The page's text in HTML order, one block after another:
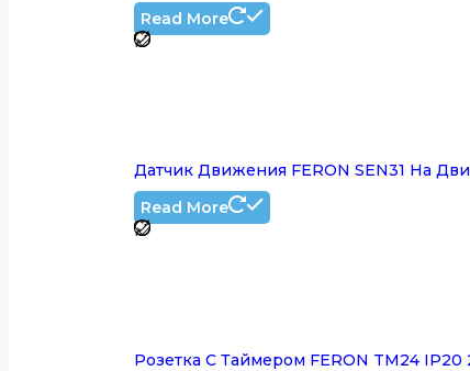
Read More
Датчик Движения FERON SEN31 На
Read More
Розетка С Таймером FERON TM24 IP20